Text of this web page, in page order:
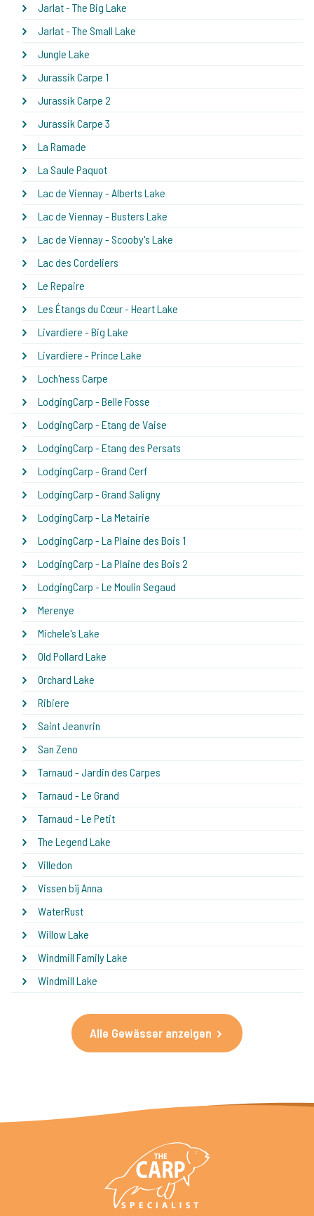
Jarlat - The Big Lake
Jarlat - The Small Lake
Jungle Lake
Jurassik Carpe 1
Jurassik Carpe 2
Jurassik Carpe 3
La Ramade
La Saule Paquot
Lac de Viennay - Alberts Lake
Lac de Viennay - Busters Lake
Lac de Viennay - Scooby's Lake
Lac des Cordeliers
Le Repaire
Les Étangs du Cœur - Heart Lake
Livardiere - Big Lake
Livardiere - Prince Lake
Loch'ness Carpe
LodgingCarp - Belle Fosse
LodgingCarp - Etang de Vaise
LodgingCarp - Etang des Persats
LodgingCarp - Grand Cerf
LodgingCarp - Grand Saligny
LodgingCarp - La Metairie
LodgingCarp - La Plaine des Bois 1
LodgingCarp - La Plaine des Bois 2
LodgingCarp - Le Moulin Segaud
Merenye
Michele's Lake
Old Pollard Lake
Orchard Lake
Ribiere
Saint Jeanvrin
San Zeno
Tarnaud - Jardin des Carpes
Tarnaud - Le Grand
Tarnaud - Le Petit
The Legend Lake
Villedon
Vissen bij Anna
WaterRust
Willow Lake
Windmill Family Lake
Windmill Lake
Alle Gewässer anzeigen